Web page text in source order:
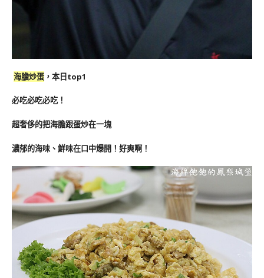
海膽炒蛋 ，本日top1
必吃必吃必吃！
超奢侈的把海膽跟蛋炒在一塊
濃郁的海味、鮮味在口中爆開！好爽啊！